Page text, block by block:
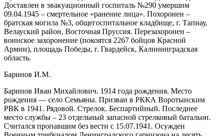
Доставлен в эвакуационный госпиталь №290 умершим
09.04.1945 – смертельное «ранение лица». Похоронен –
братская могила №3, общегоспитальное кладбище, г. Тапиау,
Велауский район, Восточная Пруссия. Перезахоронен –
воинское захоронение (покоятся 2267 бойцов Красной
Армии), площадь Победы, г. Гвардейск, Калининградская
область.
Баринов И.М.
Баринов Иван Михайлович. 1914 года рождения. Место
рождения — село Семьяны. Призван в РККА Воротынским
РВК в 1941. Рядовой. Стрелок. Беспартийный. Последнее
место службы – 23 отдельный запасной стрелковый батальон.
Считался пропавшим без вести с 15.07.1941. Осужден